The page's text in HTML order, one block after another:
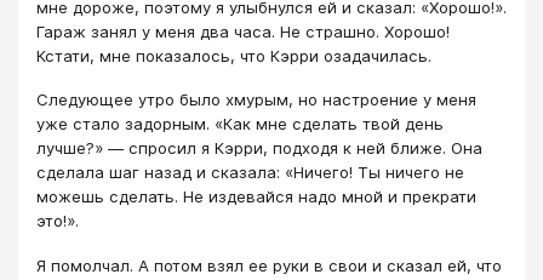
мне дороже, поэтому я улыбнулся ей и сказал: «Хорошо!».
Гараж занял у меня два часа. Не страшно. Хорошо!
Кстати, мне показалось, что Кэрри озадачилась.
Следующее утро было хмурым, но настроение у меня
уже стало задорным. «Как мне сделать твой день
лучше?» — спросил я Кэрри, подходя к ней ближе. Она
сделала шаг назад и сказала: «Ничего! Ты ничего не
можешь сделать. Не издевайся надо мной и прекрати
это!».
Я помолчал. А потом взял ее руки в свои и сказал ей, что